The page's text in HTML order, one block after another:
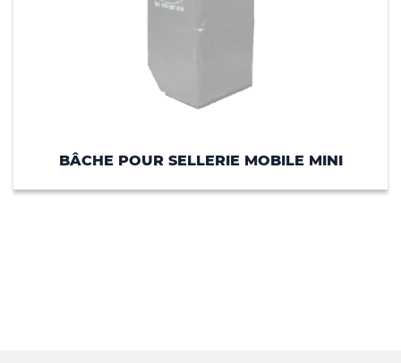
BÂCHE POUR SELLERIE MOBILE MINI